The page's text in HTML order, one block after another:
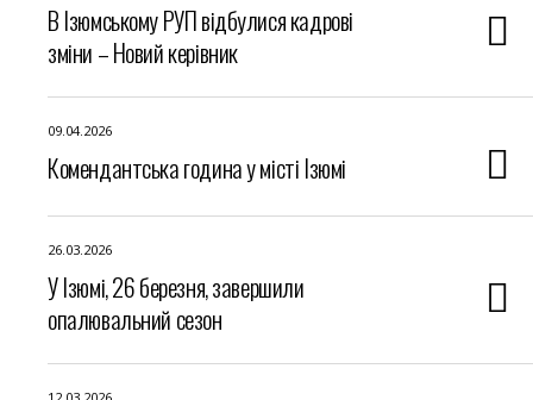
В Ізюмському РУП відбулися кадрові
зміни – Новий керівник
09.04.2026
Комендантська година у місті Ізюмі
26.03.2026
У Ізюмі, 26 березня, завершили
опалювальний сезон